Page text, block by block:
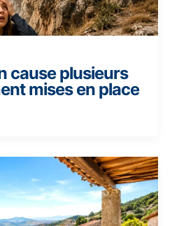
cause plusieurs
mises en place